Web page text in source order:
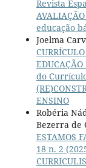
Revista
educação
Joelma
EDUCAÇÃO
do
ENSINO
Robéria
Bezerra de
ESTAMOS
18 n. 2